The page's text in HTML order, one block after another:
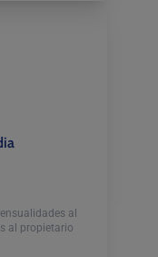
al
al propietario